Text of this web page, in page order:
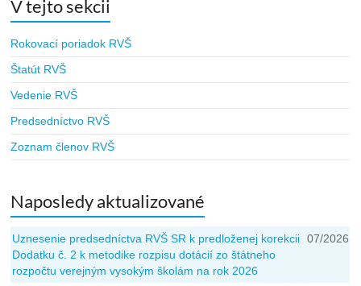
V tejto sekcii
Rokovací poriadok RVŠ
Štatút RVŠ
Vedenie RVŠ
Predsedníctvo RVŠ
Zoznam členov RVŠ
Naposledy aktualizované
Uznesenie predsedníctva RVŠ SR k predloženej korekcii
Dodatku č. 2 k metodike rozpisu dotácií zo štátneho
rozpočtu verejným vysokým školám na rok 2026
07/2026